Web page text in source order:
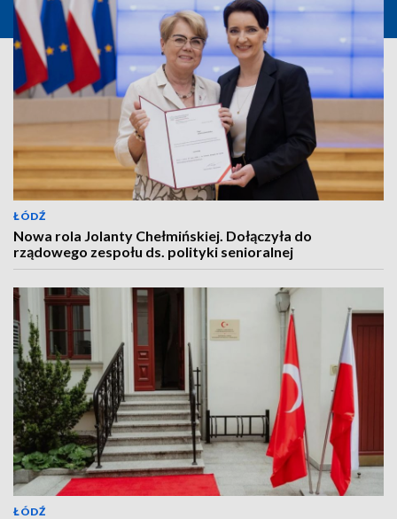
ŁÓDŹ
Nowa rola Jolanty Chełmińskiej. Dołączyła do
rządowego zespołu ds. polityki senioralnej
ŁÓDŹ